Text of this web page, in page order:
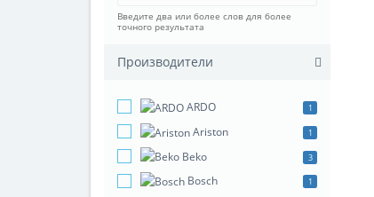
Введите два или более слов для более
точного результата
Производители
ARDO 1
Ariston 1
Beko 3
Bosch 1